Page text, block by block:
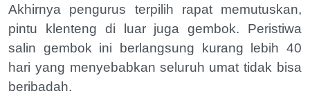
Akhirnya pengurus terpilih rapat memutuskan,
pintu klenteng di luar juga gembok. Peristiwa
salin gembok ini berlangsung kurang lebih 40
hari yang menyebabkan seluruh umat tidak bisa
beribadah.